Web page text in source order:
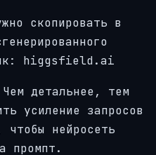
скопировать в
higgsfield.ai
детальнее, тем
усиление запросов
нейросеть
промпт.